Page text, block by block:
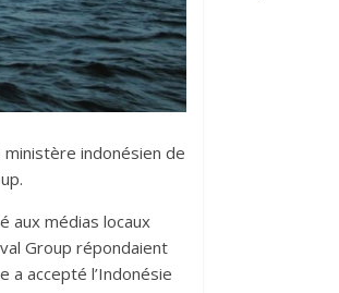
ministère indonésien de
aux médias locaux
Group répondaient
a accepté l’Indonésie